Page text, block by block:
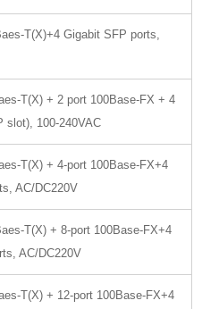
T(X)+4 Gigabit SFP ports,
T(X) + 2 port 100Base-FX + 4
slot), 100-240VAC
T(X) + 4-port 100Base-FX+4
AC/DC220V
T(X) + 8-port 100Base-FX+4
AC/DC220V
T(X) + 12-port 100Base-FX+4